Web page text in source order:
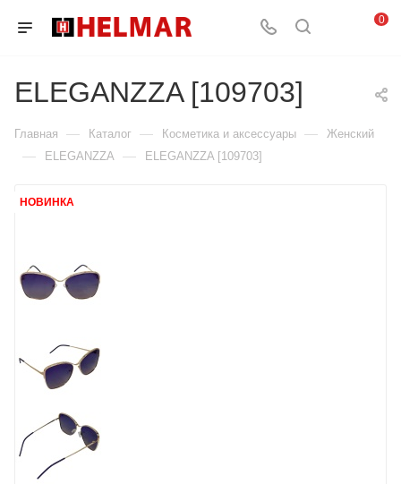
0
ELEGANZZA [109703]
Главная — Каталог — Косметика и аксессуары — Женский
— ELEGANZZA — ELEGANZZA [109703]
НОВИНКА